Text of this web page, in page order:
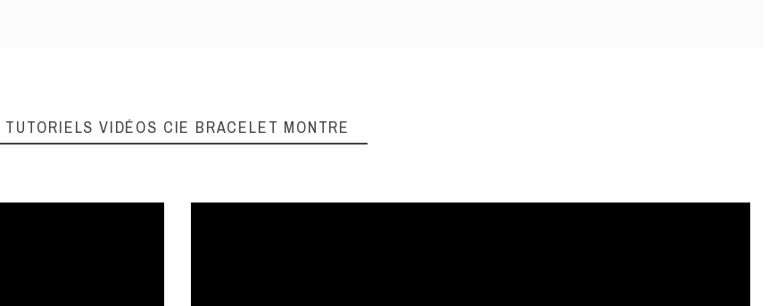
TUTORIELS VIDÉOS CIE BRACELET MONTRE